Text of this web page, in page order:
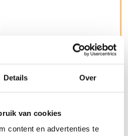
Details Over
van cookies
content en advertenties te
€250,-*
aan huis
Trusted Shops
Mepal